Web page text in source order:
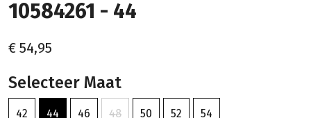
10584261 - 44
€ 54,95
Selecteer Maat
42 44 46 48 50 52 54